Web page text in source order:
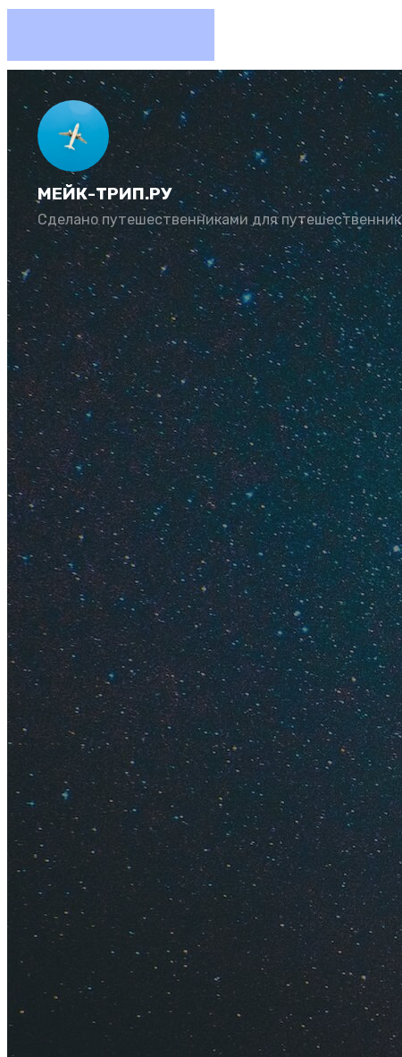
МЕЙК-ТРИП.РУ
Сделано путешественниками для
Как
Автор: Юлия
Новый год в Крыму
программой.
всего встречать
Содержание:
Как
Какая
Какие
Чем
10 идей,
Окунуться в
бриз" 5* , который
на Новый год,
расслабляться в
джакузи.
Гостей в новый
блюдами, которые
представление от
Как
15